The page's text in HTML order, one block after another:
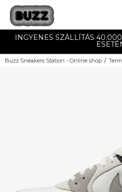
INGYENES SZÁLLÍTÁS
Buzz Sneakers Station - Online shop